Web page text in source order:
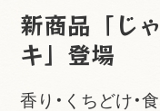
新商品「じ
キ」登場
香り・くちどけ・
すべての商品を